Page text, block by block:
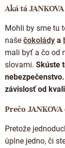
Aká tá
Mohli by sme tu
naše čokolády a
mali byť a čo od
slovami. Skúste
nebezpečenstvo.
závislosť od
Prečo
Pretože
úplne jedno, či